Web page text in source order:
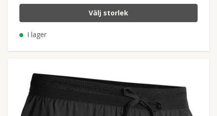
Välj storlek
I lager